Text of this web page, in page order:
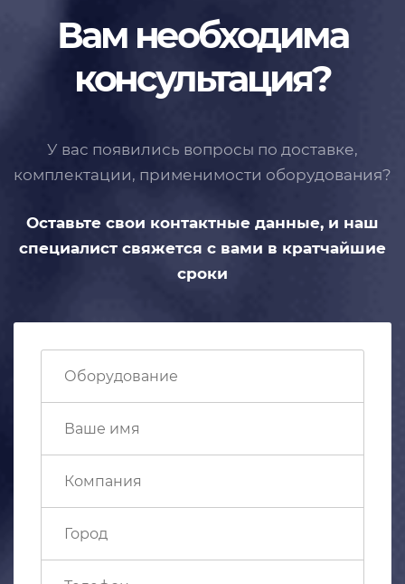
Вам необходима
консультация?
У вас появились вопросы по доставке,
комплектации, применимости оборудования?
Оставьте свои контактные данные, и наш
специалист свяжется с вами в кратчайшие
сроки